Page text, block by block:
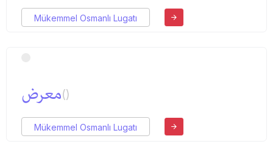
Mükemmel Osmanlı Lugatı
معرض()
Mükemmel Osmanlı Lugatı